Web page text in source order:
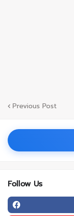
Previous Post
Follow Us